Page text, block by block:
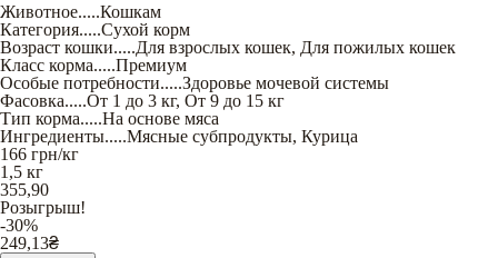
Животное.....Кошкам
Категория.....Сухой корм
Возраст кошки.....Для взрослых кошек, Для пожилых кошек
Класс корма.....Премиум
Особые потребности.....Здоровье мочевой системы
Фасовка.....От 1 до 3 кг, От 9 до 15 кг
Тип корма.....На основе мяса
Ингредиенты.....Мясные субпродукты, Курица
166 грн/кг
1,5 кг
355,90
Розыгрыш!
-30%
249,13₴